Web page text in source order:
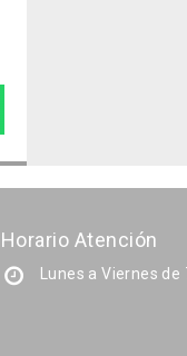
Horario Atención
Lunes a Viernes de